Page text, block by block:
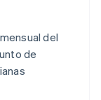
del
de